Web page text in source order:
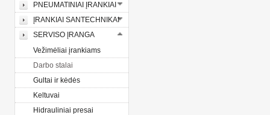
PNEUMATINIAI ĮRANKIAI
ĮRANKIAI SANTECHNIKAI
SERVISO ĮRANGA
Vežimėliai įrankiams
Darbo stalai
Gultai ir kėdės
Keltuvai
Hidrauliniai presai